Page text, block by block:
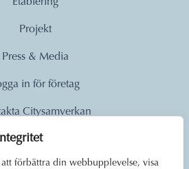
förbättra din webbupplevelse, visa
Projekt
Press & Media
in för företag
Citysamverkan